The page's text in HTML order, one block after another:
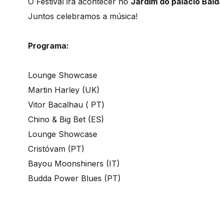
Juntos celebramos a música!
Programa:
Lounge Showcase
Martin Harley (UK)
Vitor Bacalhau ( PT)
Chino & Big Bet (ES)
Lounge Showcase
Cristóvam (PT)
Bayou Moonshiners (IT)
Budda Power Blues (PT)